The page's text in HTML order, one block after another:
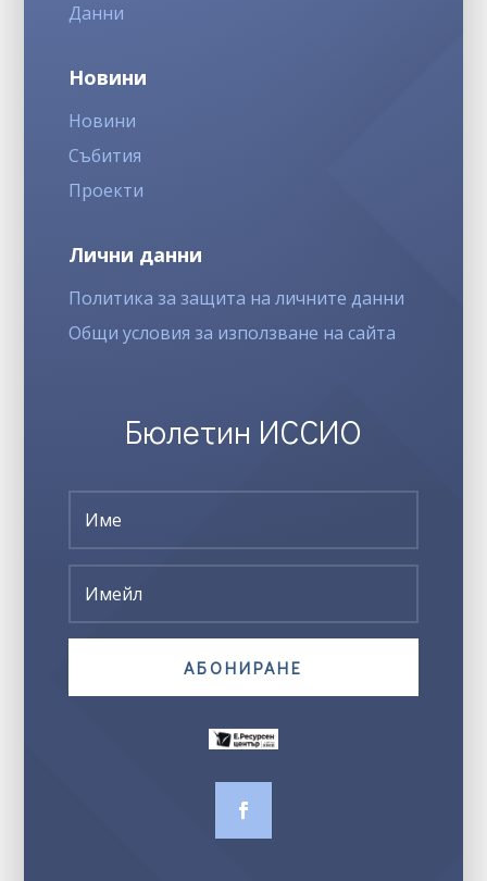
Данни
Новини
Новини
Събития
Проекти
Лични данни
Политика за защита на личните данни
Общи условия за използване на сайта
Бюлетин ИССИО
АБОНИРАНЕ